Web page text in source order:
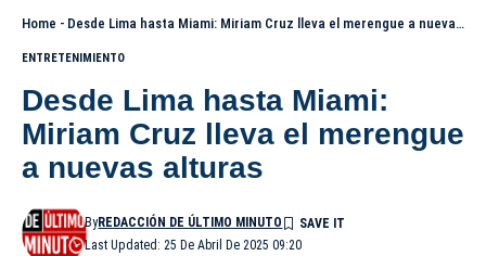
Home - Desde Lima hasta Miami: Miriam Cruz lleva el merengue a nuevas alturas
ENTRETENIMIENTO
Desde Lima hasta Miami:
Miriam Cruz lleva el merengue
a nuevas alturas
Last Updated: 25 De Abril De 2025 09:20
ByREDACCIÓN DE ÚLTIMO MINUTO